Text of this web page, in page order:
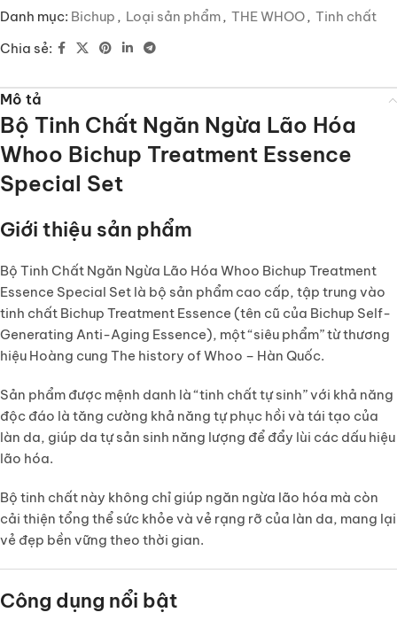
Danh mục: Bichup , Loại sản phẩm, THE WHOO, Tinh chất
Chia sẻ:
Mô tả
Bộ Tinh Chất Ngăn Ngừa Lão Hóa
Whoo Bichup Treatment Essence
Special Set
Giới thiệu sản phẩm
Bộ Tinh Chất Ngăn Ngừa Lão Hóa Whoo Bichup Treatment
Essence Special Set là bộ sản phẩm cao cấp, tập trung vào
tinh chất Bichup Treatment Essence (tên cũ của Bichup Self-
Generating Anti-Aging Essence), một “siêu phẩm” từ thương
hiệu Hoàng cung The history of Whoo – Hàn Quốc.
Sản phẩm được mệnh danh là“tinh chất tự sinh”với khả năng
độc đáo là tăng cường khả năng tự phục hồi và tái tạo của
làn da, giúp da tự sản sinh năng lượng để đẩy lùi các dấu hiệu
lão hóa.
Bộ tinh chất này không chỉ giúp ngăn ngừa lão hóa mà còn
cải thiện tổng thể sức khỏe và vẻ rạng rỡ của làn da, mang lại
vẻ đẹp bền vững theo thời gian.
Công dụng nổi bật